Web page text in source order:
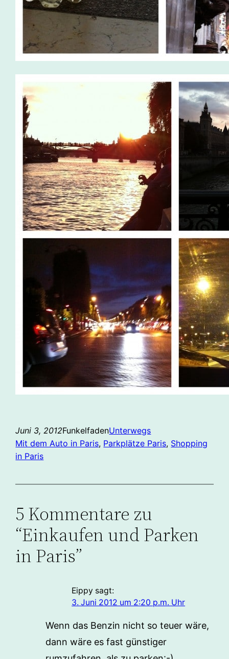
Juni 3, 2012FunkelfadenUnterwegs
Mit dem Auto in Paris, Parkplätze Paris, Shopping
in Paris
5 Kommentare zu
“Einkaufen und Parken
in Paris”
Eippy sagt:
3. Juni 2012 um 2:20 p.m. Uhr
Wenn das Benzin nicht so teuer wäre,
dann wäre es fast günstiger